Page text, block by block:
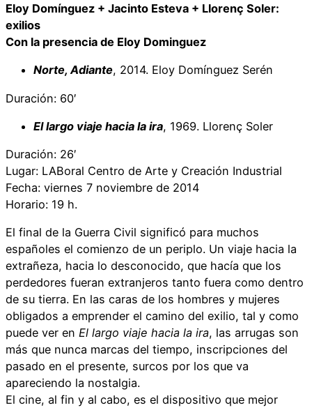
Eloy Domínguez + Jacinto Esteva + Llorenç Soler:
exilios
Con la presencia de Eloy Dominguez
Norte, Adiante, 2014. Eloy Domínguez Serén
Duración: 60′
El largo viaje hacia la ira, 1969. Llorenç Soler
Duración: 26′
Lugar: LABoral Centro de Arte y Creación Industrial
Fecha: viernes 7 noviembre de 2014
Horario: 19 h.
El final de la Guerra Civil significó para muchos
españoles el comienzo de un periplo. Un viaje hacia la
extrañeza, hacia lo desconocido, que hacía que los
perdedores fueran extranjeros tanto fuera como dentro
de su tierra. En las caras de los hombres y mujeres
obligados a emprender el camino del exilio, tal y como
puede ver en El largo viaje hacia la ira, las arrugas son
más que nunca marcas del tiempo, inscripciones del
pasado en el presente, surcos por los que va
apareciendo la nostalgia.
El cine, al fin y al cabo, es el dispositivo que mejor